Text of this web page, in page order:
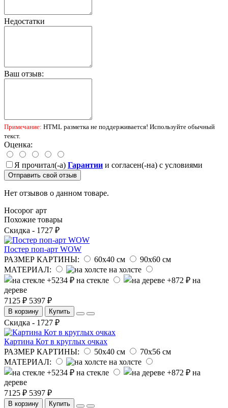
Недостатки
Ваш отзыв:
Примечание: HTML разметка не поддерживается! Используйте обычный
текст.
Оценка:
Я прочитал(-а) Гарантии и согласен(-на) с условиями
Отправить свой отзыв
Нет отзывов о данном товаре.
Носорог арт
Похожие товары
Скидка - 1727 ₽
Постер поп-арт WOW
РАЗМЕР КАРТИНЫ:
60х40 см
90х60 см
МАТЕРИАЛ:
на холсте
на стекле
на
дереве
7125 ₽ 5397 ₽
В корзину Купить
Скидка - 1727 ₽
Картина Кот в круглых очках
РАЗМЕР КАРТИНЫ:
50х40 см
70х56 см
МАТЕРИАЛ:
на холсте
на стекле
на
дереве
7125 ₽ 5397 ₽
В корзину Купить